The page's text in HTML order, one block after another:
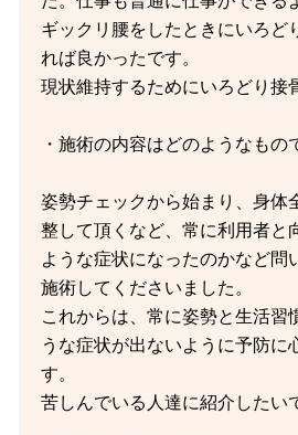
ギックリ腰をしたときにいろど
れば良かったです。
現状維持するためにいろどり接
・施術の内容はどのようなもの
姿勢チェックから始まり、身体
整して頂くなど、常に利用者と
ような症状になったのかなど問
施術してくださいました。
これからは、常に姿勢と生活習
うな症状が出ないように予防に
す。
苦しんでいる人達に紹介したい